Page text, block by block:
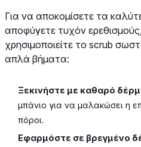
Για να αποκομίσετε τα
αποφύγετε τυχόν
χρησιμοποιείτε το scrub
απλά βήματα:
Ξεκινήστε με καθαρό
μπάνιο για να μαλακώσει η
πόροι.
Εφαρμόστε σε βρεγμένο